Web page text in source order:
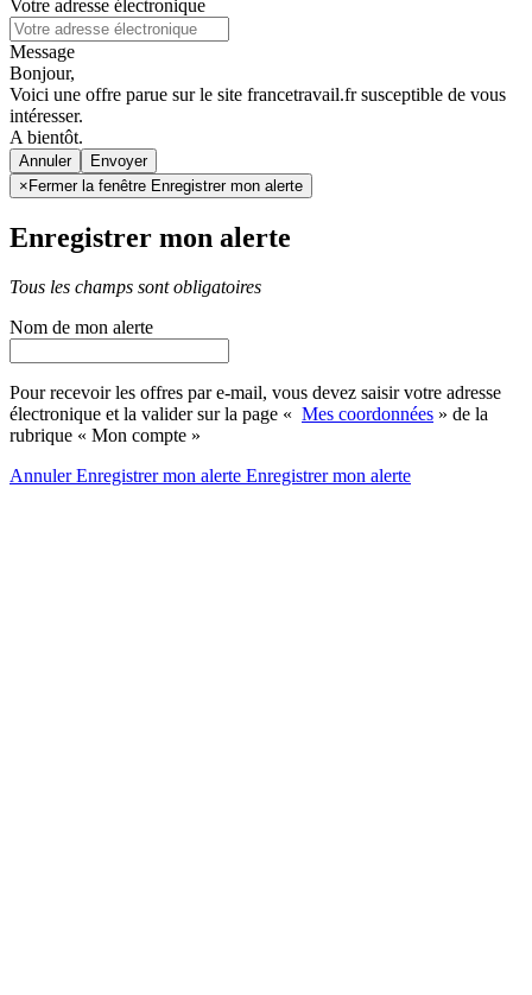
Votre adresse électronique
Message
Bonjour,
Voici une offre parue sur le site francetravail.fr susceptible de vous
intéresser.
A bientôt.
Annuler
×Fermer la fenêtre Enregistrer mon alerte
Enregistrer mon alerte
Tous les champs sont obligatoires
Nom de mon alerte
Pour recevoir les offres par e-mail, vous devez saisir votre adresse
électronique et la valider sur la page « Mes coordonnées » de la
rubrique « Mon compte »
AnnulerEnregistrer mon alerte Enregistrermon alerte